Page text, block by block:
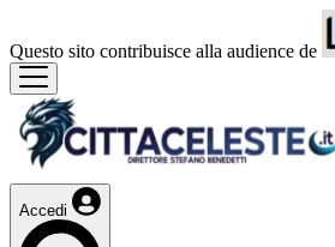
Questo sito contribuisce alla audience de
Accedi